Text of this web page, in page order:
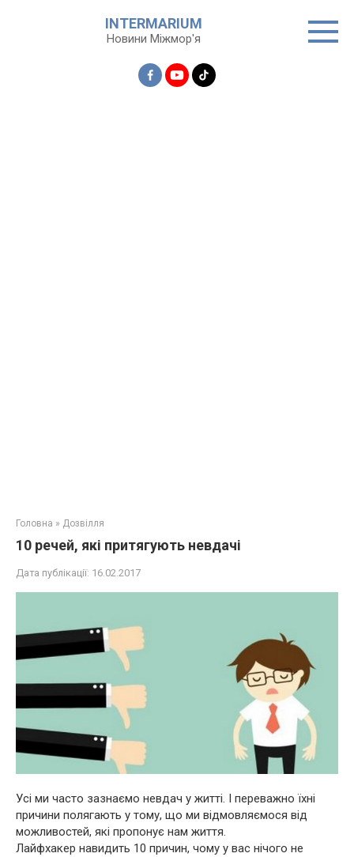
INTERMARIUM
Новини Міжмор'я
Головна » Дозвілля
10 речей, які притягують невдачі
Дата публікації: 16.02.2017
Усі ми часто зазнаємо невдач у житті. І переважно їхні
причини полягають у тому, що ми відмовляємося від
можливостей, які пропонує нам життя.
Лайфхакер навидить 10 причин, чому у вас нічого не